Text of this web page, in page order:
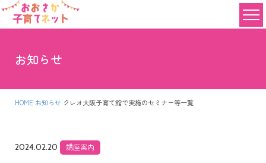
お知らせ
HOME お知らせ クレオ大阪子育て館で実施のセミナー等一覧
2024.02.20 講座案内